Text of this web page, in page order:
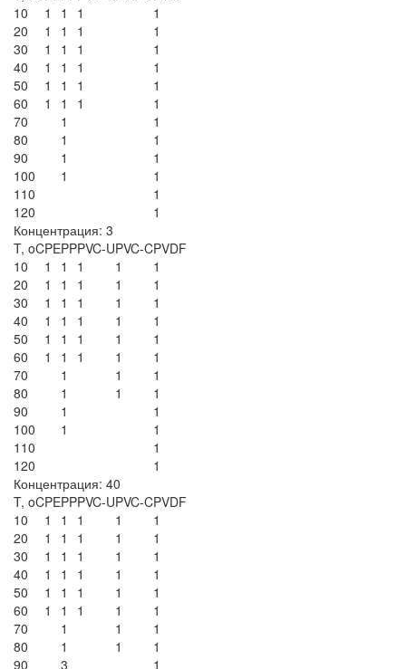
10
1 1 1
1
20
1 1 1
1
30
1 1 1
1
40
1 1 1
1
50
1 1 1
1
60
1 1 1
1
70
1
1
80
1
1
90
1
1
100
1
1
110
1
120
1
Концентрация: 3
T, oCPEPPPVC-UPVC-CPVDF
10
1 1 1 1
1
20
1 1 1 1
1
30
1 1 1 1
1
40
1 1 1 1
1
50
1 1 1 1
1
60
1 1 1 1
1
70
1 1
1
80
1 1
1
90
1
1
100
1
1
110
1
120
1
Концентрация: 40
T, oCPEPPPVC-UPVC-CPVDF
10
1 1 1 1
1
20
1 1 1 1
1
30
1 1 1 1
1
40
1 1 1 1
1
50
1 1 1 1
1
60
1 1 1 1
1
70
1 1
1
80
1 1
1
90
3
1